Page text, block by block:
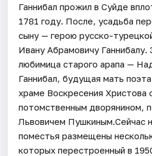
Ганнибал прожил в Суйде
1781 году. После, усадьба
сыну — герою русско-
Ивану Абрамовичу Ганнибалу.
любимица старого арапа —
Ганнибал, будущая мать
храме Воскресения Христова
потомственным дворянином,
Львовичем Пушкиным.Сейчас
поместья размещены
которых перестроенный в